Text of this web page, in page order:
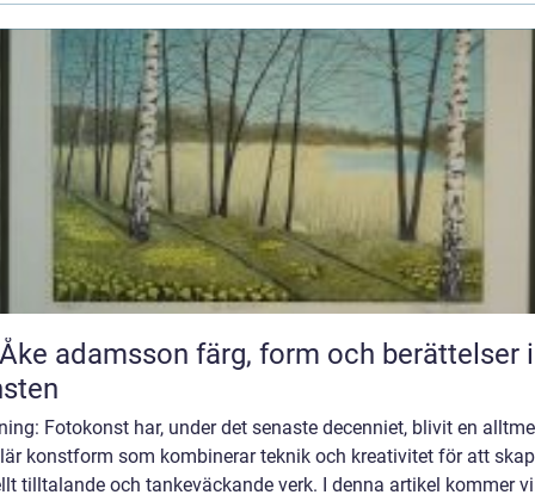
färg, form och berättelser i
Fotokonst har, under det senaste decenniet, blivit en
konstform som kombinerar teknik och kreativitet för att
tilltalande och tankeväckande verk. I denna artikel kommer